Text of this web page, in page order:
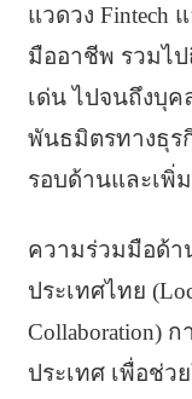
แวดวง Fintech
มืออาชีพ รวมไ
เด่น ไปจนถึงบุค
พันธมิตรทางธุร
รอบด้านและเพิ่
ความร่วมมือด้า
ประเทศไทย
Collaboration)
ประเทศ เพื่อช่ว